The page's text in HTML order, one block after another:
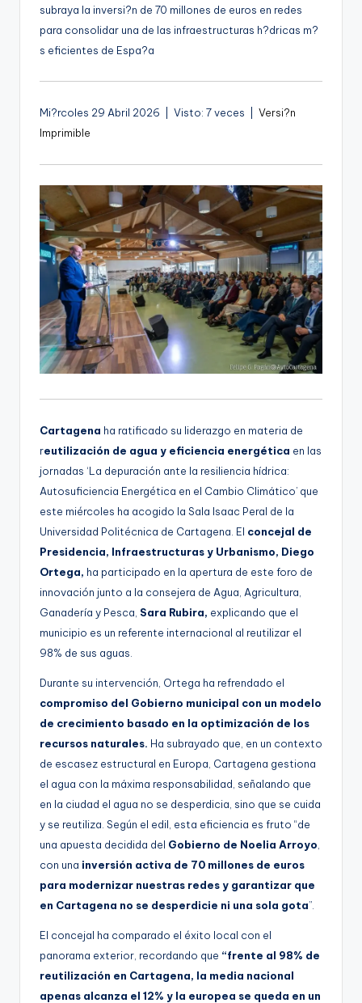
subraya la inversi?n de 70 millones de euros en redes
para consolidar una de las infraestructuras h?dricas m?
s eficientes de Espa?a
Mi?rcoles 29 Abril 2026 | Visto: 7 veces | Versi?n
Imprimible
Cartagena ha ratificado su liderazgo en materia de
reutilización de agua y eficiencia energética en las
jornadas ‘La depuración ante la resiliencia hídrica:
Autosuficiencia Energética en el Cambio Climático’ que
este miércoles ha acogido la Sala Isaac Peral de la
Universidad Politécnica de Cartagena. El concejal de
Presidencia, Infraestructuras y Urbanismo, Diego
Ortega, ha participado en la apertura de este foro de
innovación junto a la consejera de Agua, Agricultura,
Ganadería y Pesca, Sara Rubira, explicando que el
municipio es un referente internacional al reutilizar el
98% de sus aguas.
Durante su intervención, Ortega ha refrendado el
compromiso del Gobierno municipal con un modelo
de crecimiento basado en la optimización de los
recursos naturales. Ha subrayado que, en un contexto
de escasez estructural en Europa, Cartagena gestiona
el agua con la máxima responsabilidad, señalando que
en la ciudad el agua no se desperdicia, sino que se cuida
y se reutiliza. Según el edil, esta eficiencia es fruto “de
una apuesta decidida del Gobierno de Noelia Arroyo
con una inversión activa de 70 millones de euros
para modernizar nuestras redes y garantizar que
en Cartagena no se desperdicie ni una sola gota”.
El concejal ha comparado el éxito local con el
panorama exterior, recordando que “frente al 98% de
reutilización en Cartagena, la media nacional
apenas alcanza el 12% y la europea se queda en un